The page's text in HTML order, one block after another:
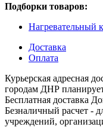
Подборки товаров:
Нагревательный
Доставка
Оплата
Курьерская адресная
городам ДНР
Бесплатная доставка
Безналичный расчет -
учреждений,